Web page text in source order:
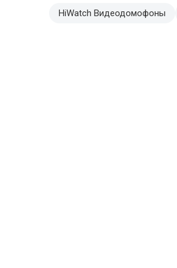
HiWatch Видеодомофоны